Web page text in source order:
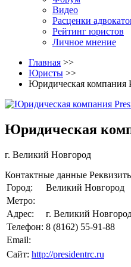
Видео
Расценки
Рейтинг юристов
Личное мнение
Главная >>
Юристы >>
Юридическая компания
Юридическая
г. Великий Новгород
Контактные данные
Город:
Великий Новгород
Метро:
Адрес:
г. Великий
Телефон: 8 (8162) 55-91-88
Email:
Сайт: http://presidentrc.ru